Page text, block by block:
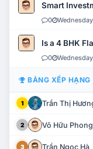
Smart
0
Is a 4 BHK
0
BẢNG XẾP HẠNG
1 Trần Thị
2 Võ Hữu Phong
3 Trần Ngọc Hà